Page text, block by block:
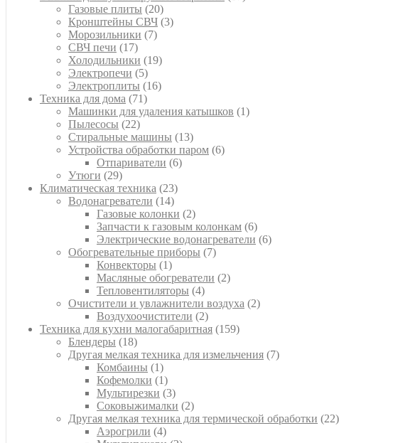
Газовые плиты 2020
товаров
Кронштейны СВЧ 33
Морозильники 77
СВЧ печи 1717
товаров
Холодильники 1919
Электропечи 55
товаров
Электроплиты 1616
Техника для дома 7171
товар
Машинки для удаления катышков 11
Пылесосы 2222
товара
Стиральные машины 1313
товаров
Устройства обработки паром 66
Отпариватели 66
Утюги 2929
товаров
Климатическая техника 2323
товара
Водонагреватели 1414
товаров
Газовые колонки 22
товара
Запчасти к газовым колонкам 66
товаров
Электрические водонагреватели 66
Обогревательные приборы 77
Конвекторы 11
товар
Масляные обогреватели 22
Тепловентиляторы 44
товара
Очистители и увлажнители воздуха 22
Воздухоочистители 22
товара
Техника для кухни малогабаритная 159159
Блендеры 1818
товаров
Другая мелкая техника для измельчения 77
Комбаины 11
товар
Кофемолки 11
товар
Мультирезки 33
товара
Соковыжималки 22
товара
Другая мелкая техника для термической обработки 2222
Аэрогрили 44